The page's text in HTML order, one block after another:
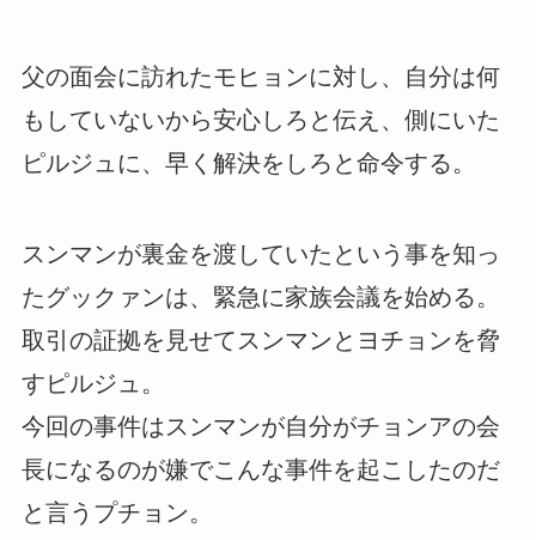
父の面会に訪れたモヒョンに対し、自分は何
もしていないから安心しろと伝え、側にいた
ピルジュに、早く解決をしろと命令する。
スンマンが裏金を渡していたという事を知っ
たグックァンは、緊急に家族会議を始める。
取引の証拠を見せてスンマンとヨチョンを脅
すピルジュ。
今回の事件はスンマンが自分がチョンアの会
長になるのが嫌でこんな事件を起こしたのだ
と言うプチョン。